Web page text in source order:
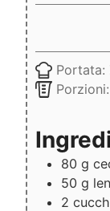
Portata:
Porzioni:
80 g
50 g
2